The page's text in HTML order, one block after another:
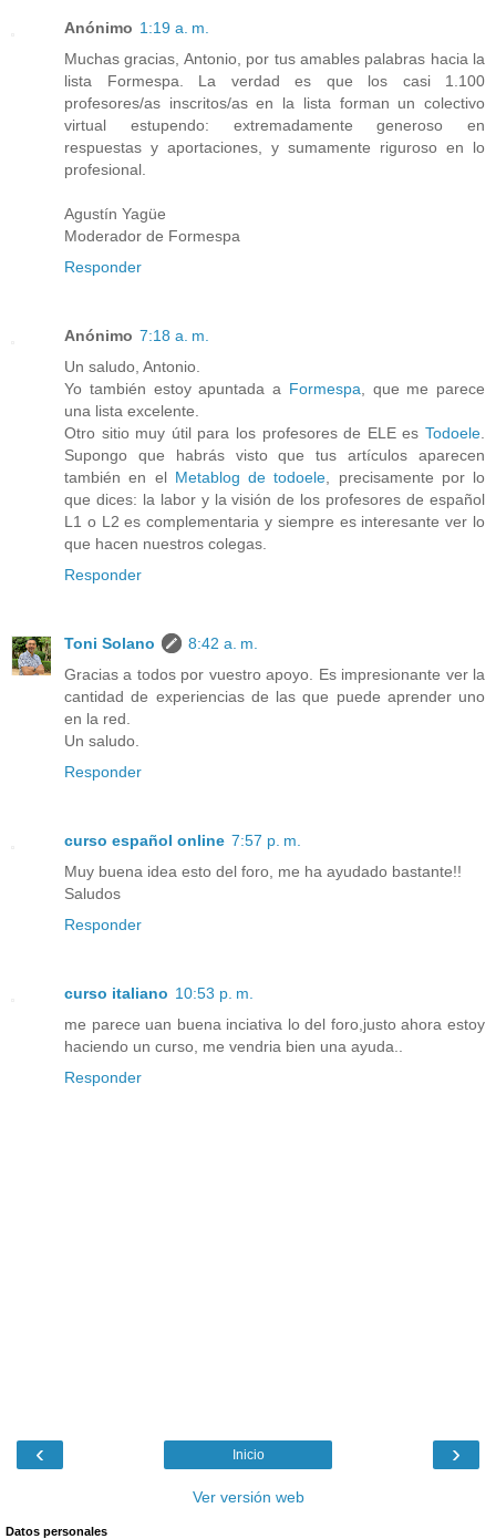
Anónimo 1:19 a. m.
Muchas gracias, Antonio, por tus amables palabras hacia la
lista Formespa. La verdad es que los casi 1.100
profesores/as inscritos/as en la lista forman un colectivo
virtual estupendo: extremadamente generoso en
respuestas y aportaciones, y sumamente riguroso en lo
profesional.
Agustín Yagüe
Moderador de Formespa
Responder
Anónimo 7:18 a. m.
Un saludo, Antonio.
Yo también estoy apuntada a Formespa , que me parece
una lista excelente.
Otro sitio muy útil para los profesores de ELE es Todoele
Supongo que habrás visto que tus artículos aparecen
también en el Metablog de todoele , precisamente por lo
que dices: la labor y la visión de los profesores de español
L1 o L2 es complementaria y siempre es interesante ver lo
que hacen nuestros colegas.
Responder
Toni Solano
8:42 a. m.
Gracias a todos por vuestro apoyo. Es impresionante ver la
cantidad de experiencias de las que puede aprender uno
en la red.
Un saludo.
Responder
curso español online 7:57 p. m.
Muy buena idea esto del foro, me ha ayudado bastante!!
Saludos
Responder
curso italiano 10:53 p. m.
me parece uan buena inciativa lo del foro,justo ahora estoy
haciendo un curso, me vendria bien una ayuda..
Responder
‹ ›
Inicio
Ver versión web
Datos personales